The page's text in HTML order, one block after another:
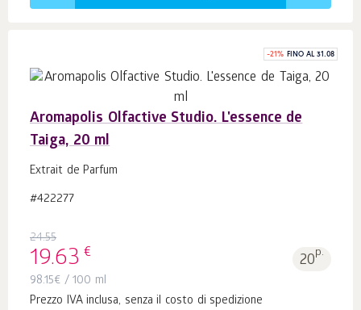
-21% FINO AL 31.08
Aromapolis Olfactive Studio. L'essence de
Taiga, 20 ml
Extrait de Parfum
#422277
24.55
19.63 € 20p.
98.15€ / 100 ml
Prezzo IVA inclusa, senza il costo di spedizione